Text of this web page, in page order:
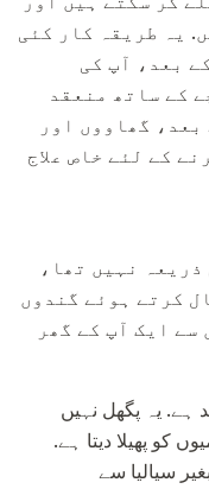
یہ طریقہ کار کئی
بعد، آپ کی
کے ساتھ منعقد
گھاووں اور
کے لئے خاص علاج
نہیں تھا،
کرتے ہوئے گندوں
سے ایک آپ کے گھر
ہے. یہ پگھل نہیں
کو پھیلا دیتا ہے.
سیالیا سے